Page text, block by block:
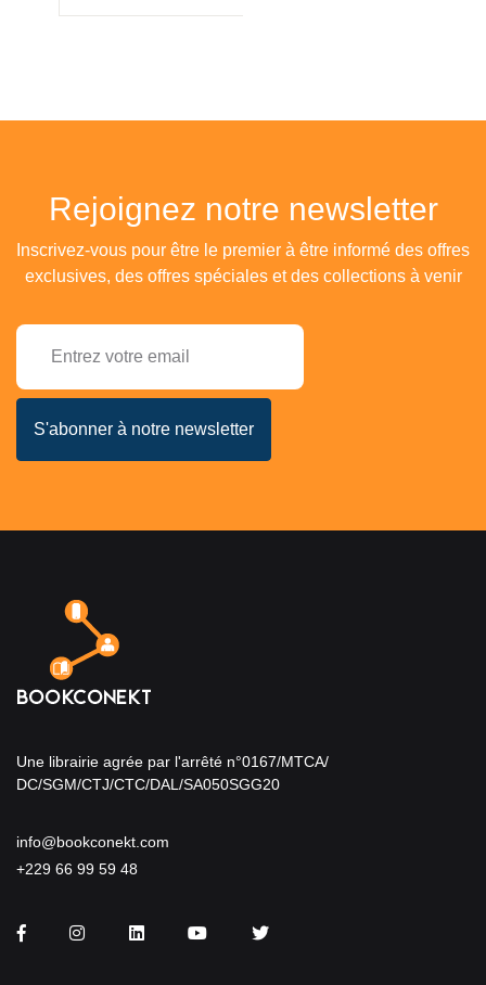
Rejoignez notre newsletter
Inscrivez-vous pour être le premier à être informé des offres
exclusives, des offres spéciales et des collections à venir
Une librairie agrée par l'arrêté n°0167/MTCA/
DC/SGM/CTJ/CTC/DAL/SA050SGG20
info@bookconekt.com
+229 66 99 59 48
FacebookInstagramLinkedInYou TubeTwitter